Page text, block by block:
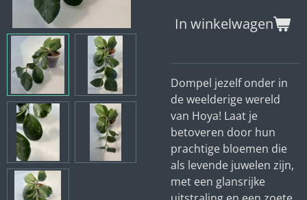
In winkelwagen
Dompel jezelf onder in
de weelderige wereld
van Hoya! Laat je
betoveren door hun
prachtige bloemen die
als levende juwelen zijn,
met een glansrijke